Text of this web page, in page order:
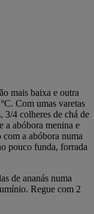
mais baixa e outra
Com umas varetas
3/4 colheres de chá de
a abóbora menina e
a abóbora numa
pouco funda, forrada
de ananás numa
Regue com 2